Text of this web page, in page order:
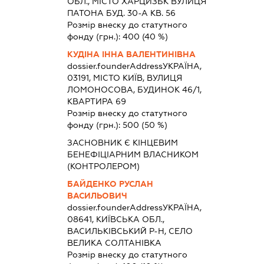
ПАТОНА БУД. 30-А КВ. 56
Розмір внеску до статутного
фонду (грн.): 400 (40 %)
КУДІНА ІННА ВАЛЕНТИНІВНА
dossier.founderAddressУКРАЇНА,
03191, МІСТО КИЇВ, ВУЛИЦЯ
ЛОМОНОСОВА, БУДИНОК 46/1,
КВАРТИРА 69
Розмір внеску до статутного
фонду (грн.): 500 (50 %)
ЗАСНОВНИК Є КІНЦЕВИМ
БЕНЕФІЦІАРНИМ ВЛАСНИКОМ
(КОНТРОЛЕРОМ)
БАЙДЕНКО РУСЛАН
ВАСИЛЬОВИЧ
dossier.founderAddressУКРАЇНА,
08641, КИЇВСЬКА ОБЛ.,
ВАСИЛЬКІВСЬКИЙ Р-Н, СЕЛО
ВЕЛИКА СОЛТАНІВКА
Розмір внеску до статутного